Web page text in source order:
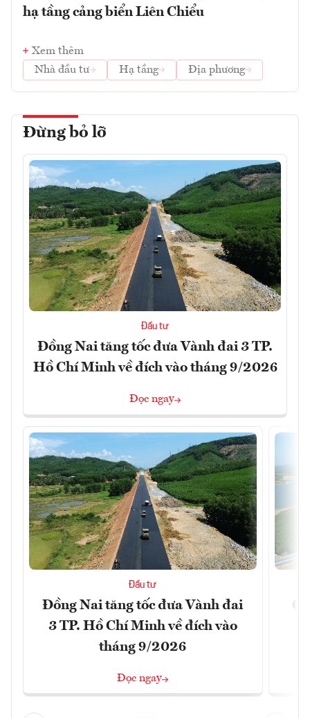
hạ tầng cảng biển Liên Chiểu
Xem thêm
Nhà đầu tư
Hạ tầng Địa phương
Đừng bỏ lỡ
Đầu tư
Đồng Nai tăng tốc đưa Vành đai 3 TP.
Hồ Chí Minh về đích vào tháng 9/2026
Đọc ngay
Đầu tư
Đồng Nai tăng tốc đưa Vành đai
3 TP. Hồ Chí Minh về đích vào
tháng 9/2026
Đọc ngay